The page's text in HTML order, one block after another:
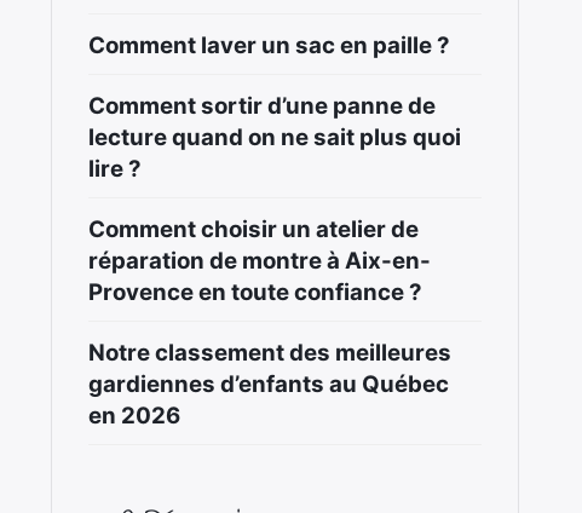
Comment laver un sac en paille ?
Comment sortir d’une panne de
lecture quand on ne sait plus quoi
lire ?
Comment choisir un atelier de
réparation de montre à Aix-en-
Provence en toute confiance ?
Notre classement des meilleures
gardiennes d’enfants au Québec
en 2026